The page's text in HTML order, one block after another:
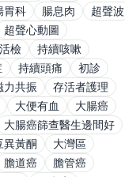
胃科 腸息肉
超聲波
超聲心動圖
檢
持續咳嗽
持續頭痛
初診
力共振
存活者護理
大便有血
大腸癌
大腸癌篩查醫生邊間好
異黃酮
大灣區
膽道癌
膽管癌